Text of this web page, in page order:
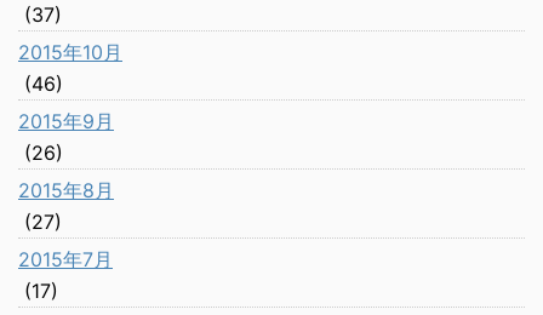
(37)
2015年10月
(46)
2015年9月
(26)
2015年8月
(27)
2015年7月
(17)